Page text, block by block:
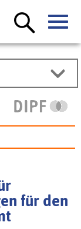
für den